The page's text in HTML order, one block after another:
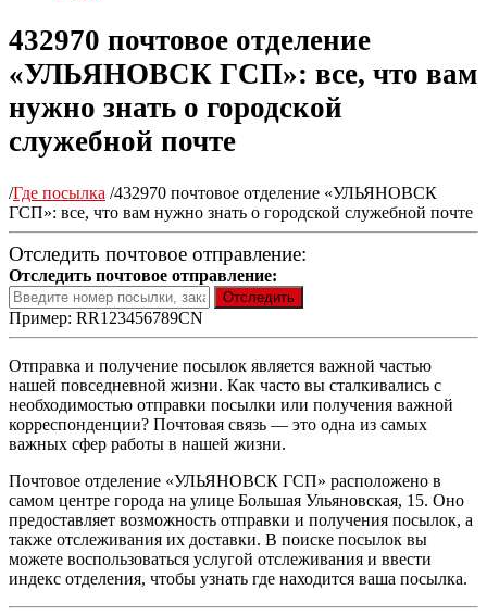
432970 почтовое отделение
«УЛЬЯНОВСК ГСП»: все, что вам
нужно знать о городской
служебной почте
/Где посылка /432970 почтовое отделение «УЛЬЯНОВСК
ГСП»: все, что вам нужно знать о городской служебной почте
Отследить почтовое отправление:
Отследить почтовое отправление:
Пример: RR123456789CN
Отправка и получение посылок является важной частью
нашей повседневной жизни. Как часто вы сталкивались с
необходимостью отправки посылки или получения важной
корреспонденции? Почтовая связь — это одна из самых
важных сфер работы в нашей жизни.
Почтовое отделение «УЛЬЯНОВСК ГСП» расположено в
самом центре города на улице Большая Ульяновская, 15. Оно
предоставляет возможность отправки и получения посылок, а
также отслеживания их доставки. В поиске посылок вы
можете воспользоваться услугой отслеживания и ввести
индекс отделения, чтобы узнать где находится ваша посылка.